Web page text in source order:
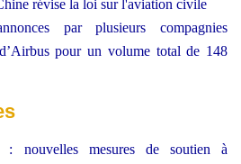
révise la loi sur l'aviation civile
par plusieurs compagnies
d’Airbus pour un volume total de 148
: nouvelles mesures de soutien à